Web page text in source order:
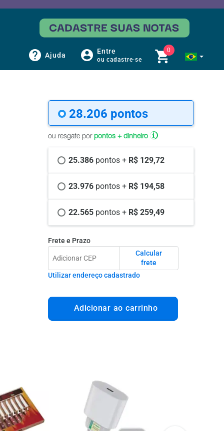
Ajuda Entre
ou cadastre-se
0
28.206 pontos
ou resgate por pontos + dinheiro
25.386 pontos + R$ 129,72
23.976 pontos + R$ 194,58
22.565 pontos + R$ 259,49
Frete e Prazo
Calcular
frete
Utilizar endereço cadastrado
Adicionar ao carrinho